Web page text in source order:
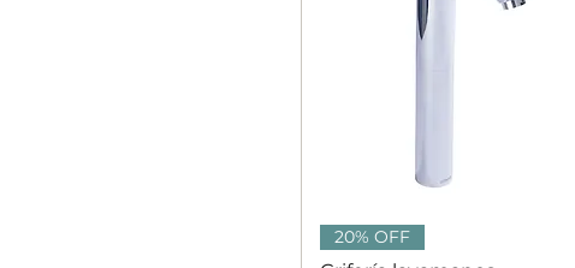
Vista rápida
20% OFF